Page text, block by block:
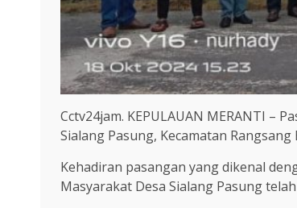
Cctv24jam. KEPULAUAN MERANTI –
Sialang Pasung, Kecamatan
Kehadiran pasangan yang dikenal
Masyarakat Desa Sialang Pasung